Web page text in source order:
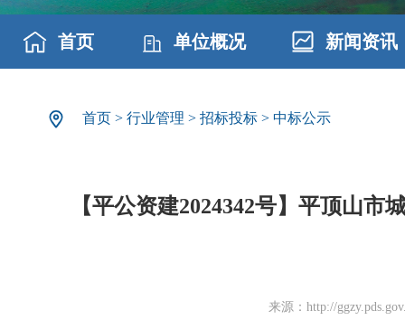
首页 单位概况 新闻资讯
首页 > 行业管理 > 招标投标 > 中标公示
【平公资建2024342号】平顶山
来源：http://